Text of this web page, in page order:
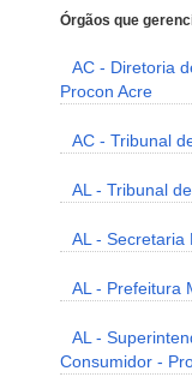
Órgãos que
AC - Diretoria
Procon Acre
AC - Tribunal
AL - Tribunal
AL - Secretaria
AL - Prefeitura
AL -
Consumidor -